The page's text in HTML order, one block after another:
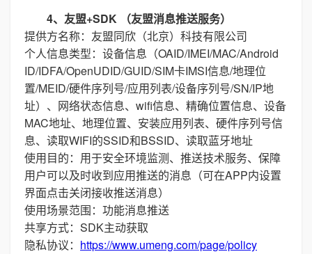
4、友盟+SDK （友盟消息推送服务）
提供方名称：友盟同欣（北京）科技有限公司
个人信息类型：设备信息（OAID/IMEI/MAC/Android
ID/IDFA/OpenUDID/GUID/SIM卡IMSI信息/地理位
置/MEID/硬件序列号/应用列表/设备序列号/SN/IP地
址）、网络状态信息、wifi信息、精确位置信息、设备
MAC地址、地理位置、安装应用列表、硬件序列号信
息、读取WIFI的SSID和BSSID、读取蓝牙地址
使用目的：用于安全环境监测、推送技术服务、保障
用户可以及时收到应用推送的消息（可在APP内设置
界面点击关闭接收推送消息）
使用场景范围：功能消息推送
共享方式：SDK主动获取
隐私协议： https://www.umeng.com/page/policy